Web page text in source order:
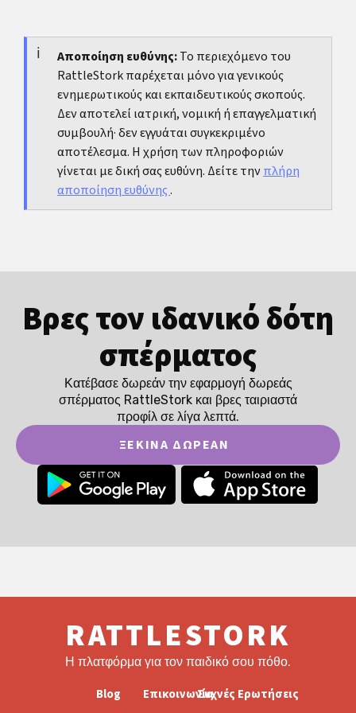
έκκριση ή επαναλαμβανόμενο αίμα στο σπέρμα.
και χωρίς αξιολόγηση. Για παράδειγμα: Σήμερα είμαι
ευαίσθητος στις μυρωδιές, ας συνεχίσουμε αλλιώς ή
Μπορούμε να κάνουμε ένα γρήγορο ντους πριν. Τα
όρια είναι εντάξει και δεν λένε απαραίτητα κάτι για τη
σχέση.
Αποποίηση ευθύνης:Το περιεχόμενο του
RattleStork παρέχεται μόνο για γενικούς
ενημερωτικούς και εκπαιδευτικούς σκοπούς.
Δεν αποτελεί ιατρική, νομική ή επαγγελματική
συμβουλή· δεν εγγυάται συγκεκριμένο
αποτέλεσμα. Η χρήση των πληροφοριών
γίνεται με δική σας ευθύνη. Δείτε τηνπλήρη
αποποίηση ευθύνης.
Βρες τον ιδανικό δότη
σπέρματος
Κατέβασε δωρεάν την εφαρμογή δωρεάς
σπέρματος RattleStork και βρες ταιριαστά
προφίλ σε λίγα λεπτά.
ΞΕΚΊΝΑ ΔΩΡΕΆΝ
RATTLESTORK
Η πλατφόρμα για τον παιδικό σου πόθο.
Blog ΕπικοινωνίαΣυχνές Ερωτήσεις